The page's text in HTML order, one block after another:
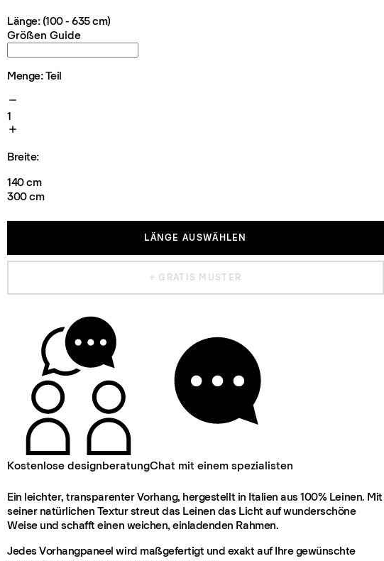
Länge: (100 - 635 cm)
Größen Guide
Menge: Teil
1
Breite:
140 cm
300 cm
LÄNGE AUSWÄHLEN
+ GRATIS MUSTER
Kostenlose designberatungChat mit einem spezialisten
Ein leichter, transparenter Vorhang, hergestellt in Italien aus 100% Leinen. Mit
seiner natürlichen Textur streut das Leinen das Licht auf wunderschöne
Weise und schafft einen weichen, einladenden Rahmen.
Jedes Vorhangpaneel wird maßgefertigt und exakt auf Ihre gewünschte